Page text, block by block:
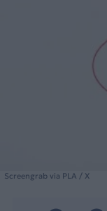
Screengrab via PLA / X